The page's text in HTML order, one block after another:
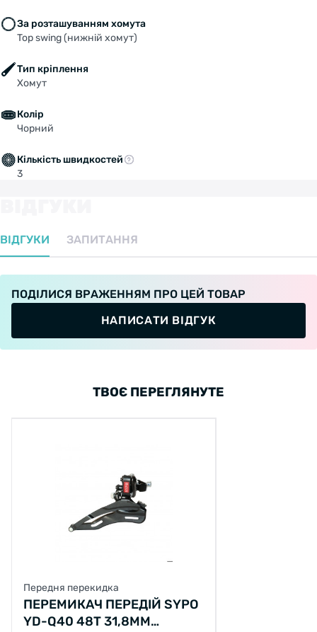
За розташуванням хомута
Top swing (нижній хомут)
Тип кріплення
Хомут
Колір
Чорний
Кількість швидкостей
3
ВІДГУКИ ЗАПИТАННЯ
ПОДІЛИСЯ ВРАЖЕННЯМ ПРО ЦЕЙ ТОВАР
НАПИСАТИ ВІДГУК
ТВОЄ ПЕРЕГЛЯНУТЕ
Передня перекидка
ПЕРЕМИКАЧ ПЕРЕДІЙ SYPO
YD-Q40 48T 31,8ММ